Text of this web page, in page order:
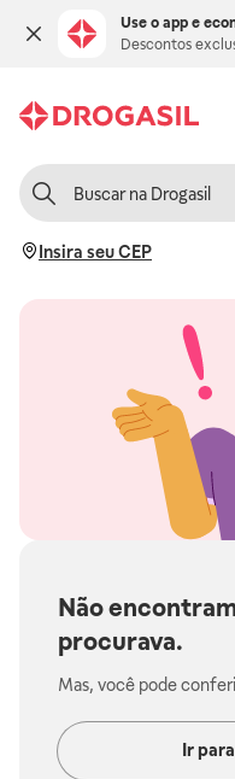
Use o app e
Descontos
Insira seu CEP
Não
procurava.
Mas, você pode
Ir